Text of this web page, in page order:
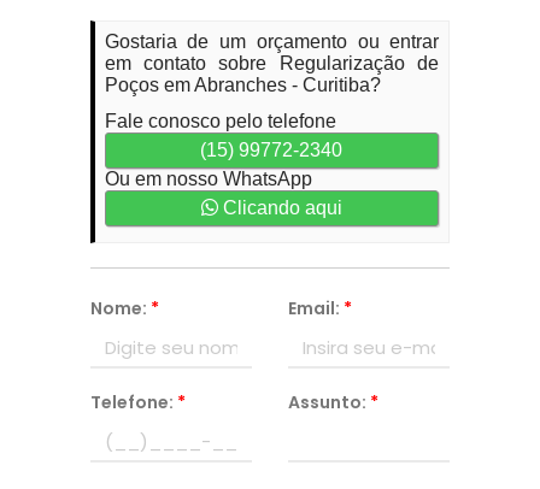
Gostaria de um orçamento ou entrar
em contato sobre Regularização de
Poços em Abranches - Curitiba?
Fale conosco pelo telefone
(15) 99772-2340
Ou em nosso WhatsApp
Clicando aqui
Nome: * Email: *
Telefone: * Assunto: *